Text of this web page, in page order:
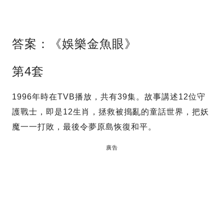
答案：《娛樂金魚眼》
第4套
1996年時在TVB播放，共有39集。故事講述12位守
護戰士，即是12生肖，拯救被搗亂的童話世界，把妖
魔一一打敗，最後令夢原島恢復和平。
廣告